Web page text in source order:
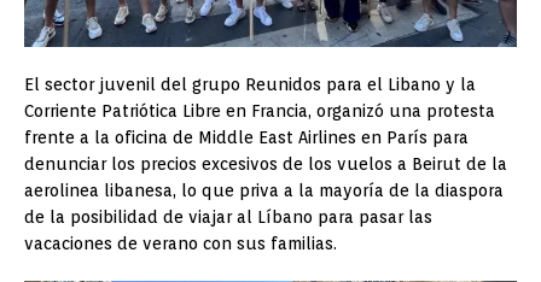
El sector juvenil del grupo Reunidos para el Libano y la
Corriente Patriótica Libre en Francia, organizó una protesta
frente a la oficina de Middle East Airlines en París para
denunciar los precios excesivos de los vuelos a Beirut de la
aerolinea libanesa, lo que priva a la mayoría de la diaspora
de la posibilidad de viajar al Líbano para pasar las
vacaciones de verano con sus familias.